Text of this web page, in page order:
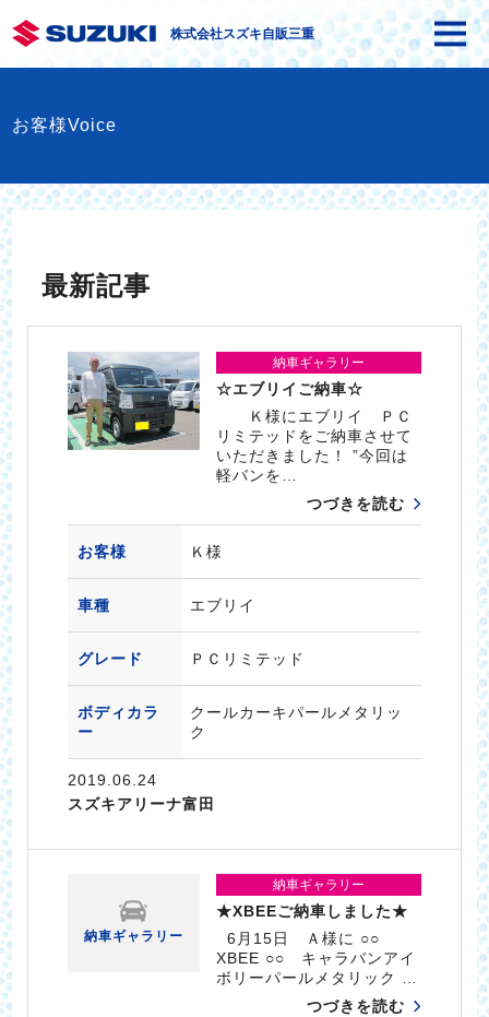
株式会社スズキ自販三重
お客様Voice
最新記事
納車ギャラリー
☆エブリイご納車☆
Ｋ様にエブリイ ＰＣ
リミテッドをご納車させて
いただきました！ ”今回は
軽バンを…
つづきを読む
お客様 Ｋ様
車種 エブリイ
グレード ＰＣリミテッド
ボディカラ
ー
クールカーキパールメタリッ
ク
2019.06.24
スズキアリーナ富田
納車ギャラリー
納車ギャラリー
★XBEEご納車しました★
6月15日 Ａ様に ○○
XBEE ○○ キャラバンアイ
ボリーパールメタリック …
つづきを読む